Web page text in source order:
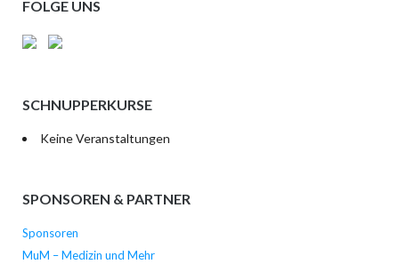
FOLGE UNS
SCHNUPPERKURSE
Keine Veranstaltungen
SPONSOREN & PARTNER
Sponsoren
MuM – Medizin und Mehr